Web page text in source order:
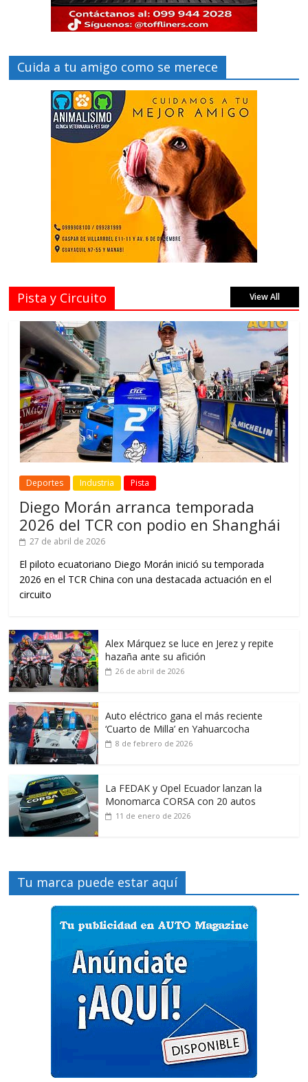
Cuida a tu amigo como se merece
Pista y Circuito View All
Deportes Industria Pista
Diego Morán arranca temporada
2026 del TCR con podio en Shanghái
27 de abril de 2026
El piloto ecuatoriano Diego Morán inició su temporada
2026 en el TCR China con una destacada actuación en el
circuito
Alex Márquez se luce en Jerez y repite
hazaña ante su afición
26 de abril de 2026
Auto eléctrico gana el más reciente
‘Cuarto de Milla’ en Yahuarcocha
8 de febrero de 2026
La FEDAK y Opel Ecuador lanzan la
Monomarca CORSA con 20 autos
11 de enero de 2026
Tu marca puede estar aquí